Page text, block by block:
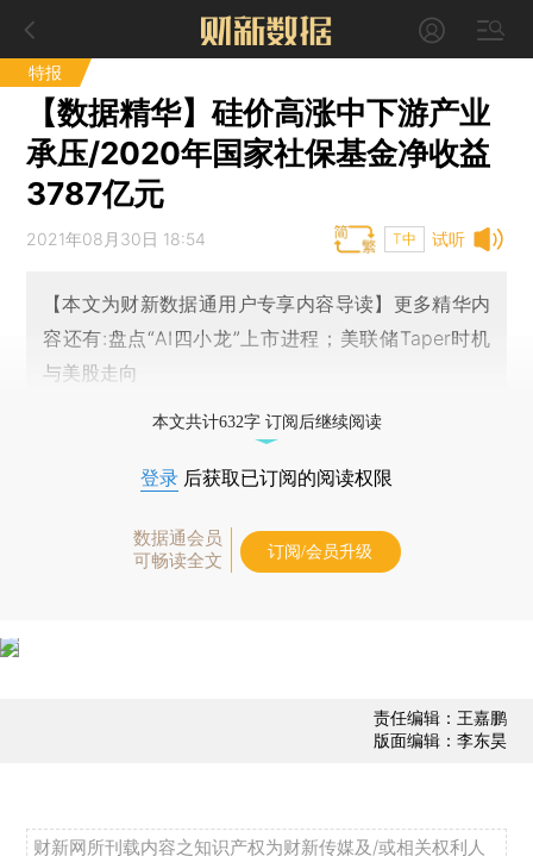
特报
【数据精华】硅价高涨中下游产业
承压/2020年国家社保基金净收益
3787亿元
试听
2021年08月30日 18:54 T中
【本文为财新数据通用户专享内容导读】更多精华内
容还有:盘点“AI四小龙”上市进程；美联储Taper时机
与美股走向
本文共计632字 订阅后继续阅读
登录 后获取已订阅的阅读权限
数据通会员
可畅读全文
订阅/会员升级
责任编辑：王嘉鹏
版面编辑：李东昊
财新网所刊载内容之知识产权为财新传媒及/或相关权利人